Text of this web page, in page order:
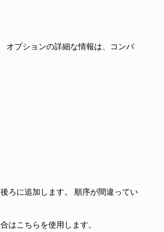
オプションの詳細な情報は、コンパ
ろに追加します。 順序が間違ってい
はこちらを使用します。